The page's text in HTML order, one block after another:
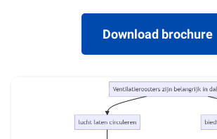
Download brochure